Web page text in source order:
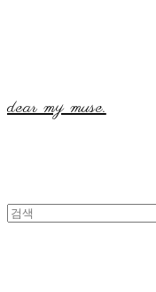
dear my muse.